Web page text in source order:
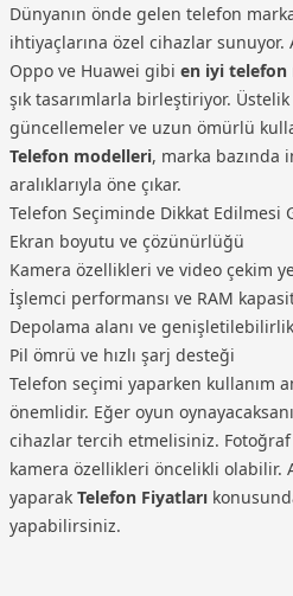
Dünyanın önde gelen telefon
ihtiyaçlarına özel cihazlar sunuyor.
Oppo ve Huawei gibi en iyi telefon
şık tasarımlarla birleştiriyor.
güncellemeler ve uzun ömürlü
Telefon modelleri, marka bazında
aralıklarıyla öne çıkar.
Telefon Seçiminde Dikkat Edilmesi
Ekran boyutu ve çözünürlüğü
Kamera özellikleri ve video çekim
İşlemci performansı ve RAM
Depolama alanı ve
Pil ömrü ve hızlı şarj desteği
Telefon seçimi yaparken kullanım
önemlidir. Eğer oyun
cihazlar tercih etmelisiniz. Fotoğraf
kamera özellikleri öncelikli olabilir.
yaparak Telefon Fiyatları
yapabilirsiniz.